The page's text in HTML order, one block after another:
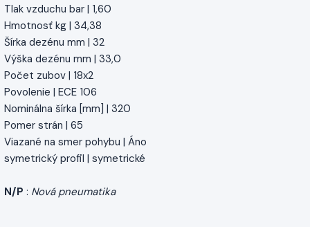
Tlak vzduchu bar | 1,60
Hmotnosť kg | 34,38
Šírka dezénu mm | 32
Výška dezénu mm | 33,0
Počet zubov | 18x2
Povolenie | ECE 106
Nominálna šírka [mm] | 320
Pomer strán | 65
Viazané na smer pohybu | Áno
symetrický profil | symetrické
N/P : Nová pneumatika